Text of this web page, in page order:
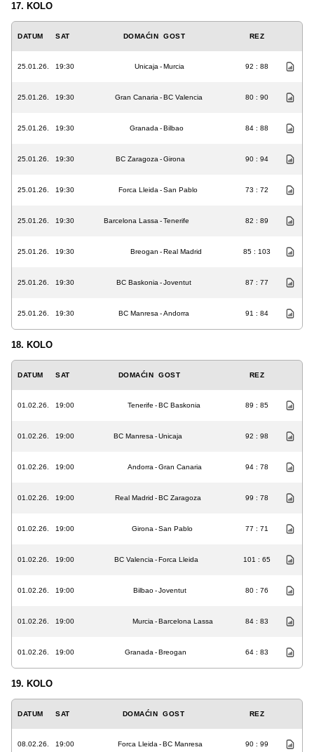
17. KOLO
DATUM SAT DOMAĆIN GOST REZ
25.01.26. 19:30 Unicaja -Murcia 92 : 88
25.01.26. 19:30 Gran Canaria -BC Valencia 80 : 90
25.01.26. 19:30 Granada -Bilbao 84 : 88
25.01.26. 19:30 BC Zaragoza -Girona 90 : 94
25.01.26. 19:30 Forca Lleida -San Pablo 73 : 72
25.01.26. 19:30 Barcelona Lassa -Tenerife 82 : 89
25.01.26. 19:30 Breogan -Real Madrid 85 : 103
25.01.26. 19:30 BC Baskonia -Joventut 87 : 77
25.01.26. 19:30 BC Manresa -Andorra 91 : 84
18. KOLO
DATUM SAT DOMAĆIN GOST REZ
01.02.26. 19:00 Tenerife -BC Baskonia 89 : 85
01.02.26. 19:00 BC Manresa -Unicaja 92 : 98
01.02.26. 19:00 Andorra -Gran Canaria 94 : 78
01.02.26. 19:00 Real Madrid -BC Zaragoza 99 : 78
01.02.26. 19:00 Girona -San Pablo 77 : 71
01.02.26. 19:00 BC Valencia -Forca Lleida 101 : 65
01.02.26. 19:00 Bilbao-Joventut 80 : 76
01.02.26. 19:00 Murcia -Barcelona Lassa 84 : 83
01.02.26. 19:00 Granada -Breogan 64 : 83
19. KOLO
DATUM SAT DOMAĆIN GOST REZ
08.02.26. 19:00 Forca Lleida -BC Manresa 90 : 99